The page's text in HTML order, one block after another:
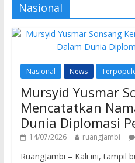
Nasional
Nasional News
Mursyid Yusmar
Mencatatkan
Dunia Diplomasi
14/07/2026 ruangjambi
RuangJambi – Kali ini, tampil